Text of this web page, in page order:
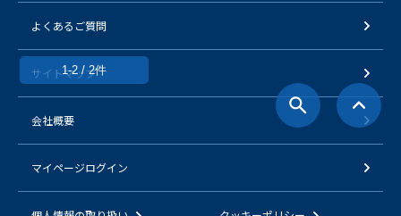
1-2 / 2件
よくあるご質問
サイトマップ
会社概要
マイページログイン